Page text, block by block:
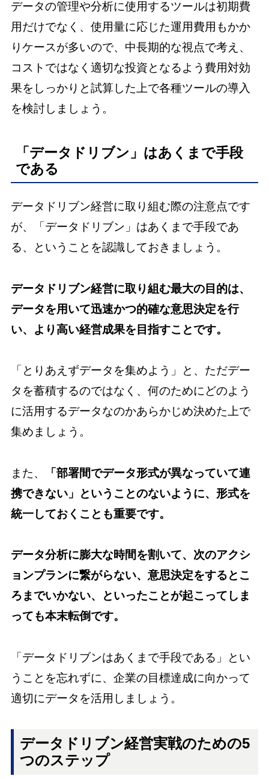
データの管理や分析に使用するツールは初期費
用だけでなく、使用量に応じた運用費用もかか
りケースが多いので、中長期的な視点で考え、
コストではなく適切な投資となるよう費用対効
果をしっかりと試算した上で各種ツールの導入
を検討しましょう。
「データドリブン」はあくまで手段
である
データドリブン経営に取り組む際の注意点です
が、「データドリブン」はあくまで手段であ
る、ということを認識しておきましょう。
データドリブン経営に取り組む最大の目的は、
データを用いて迅速かつ的確な意思決定を行
い、より高い経営成果を目指すことです。
「とりあえずデータを集めよう」と、ただデー
タを蓄積するのではなく、何のためにどのよう
に活用するデータなのかあらかじめ決めた上で
集めましょう。
また、
「部署間でデータ形式が異なっていて連
携できない」ということのないように、形式を
統一しておくことも重要です。
データ分析に膨大な時間を割いて、次のアクシ
ョンプランに繋がらない、意思決定をするとこ
ろまでいかない、といったことが起こってしま
っても本末転倒です。
「データドリブンはあくまで手段である」とい
うことを忘れずに、企業の目標達成に向かって
適切にデータを活用しましょう。
データドリブン経営実戦のための5
つのステップ